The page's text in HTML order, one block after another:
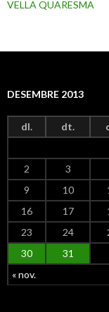
VELLA QUARESMA
DESEMBRE 2013
dl. dt.
« nov.
2
3
9
10
16
17
23
24
30
31